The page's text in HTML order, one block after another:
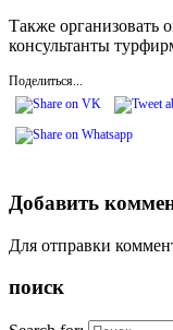
Также организовать
консультанты
Поделиться...
Добавить
Для отправки
поиск